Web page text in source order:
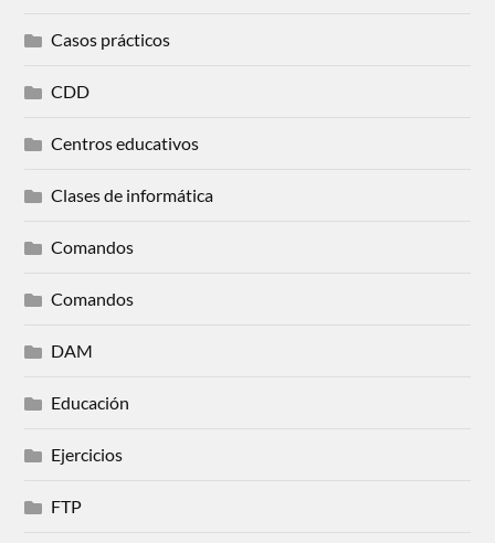
Casos prácticos
CDD
Centros educativos
Clases de informática
Comandos
Comandos
DAM
Educación
Ejercicios
FTP